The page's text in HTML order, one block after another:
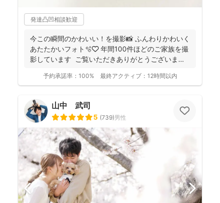
発達凸凹相談歓迎
今この瞬間のかわいい！を撮影📸 ふんわりかわいく
あたたかいフォト🫧🤍 年間100件ほどのご家族を撮
影しています ご覧いただきありがとうございま
予約承諾率： 100% 最終アクティブ： 12時間以内
山中 武司
5 (739)男性